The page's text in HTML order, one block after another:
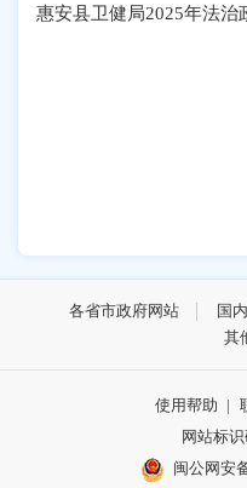
惠安县卫健局2025年法治
各省市政府网站 国
其
使用帮助 |
网站标
闽公网安